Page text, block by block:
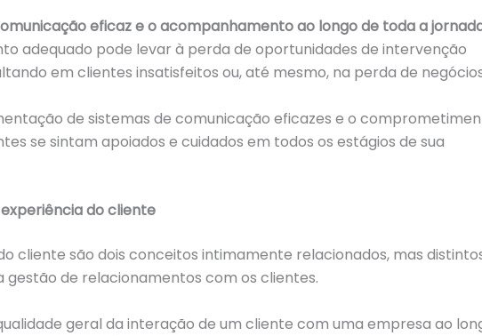
eficaz e o acompanhamento ao longo de toda a
adequado pode levar à perda de oportunidades de intervenção
em clientes insatisfeitos ou, até mesmo, na perda de
de sistemas de comunicação eficazes e o
se sintam apoiados e cuidados em todos os estágios de sua
do cliente
cliente são dois conceitos intimamente relacionados, mas
de relacionamentos com os clientes.
geral da interação de um cliente com uma empresa ao